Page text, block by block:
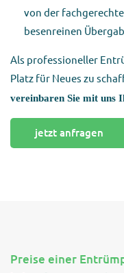
von der
besenreinen
Als professioneller
Platz für Neues zu
vereinbaren Sie mit uns
jetzt anfragen
Preise einer